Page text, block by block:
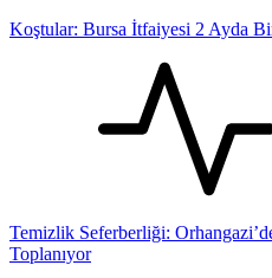
Koştular: Bursa İtfaiyesi 2 Ayda
Temizlik Seferberliği:
Toplanıyor